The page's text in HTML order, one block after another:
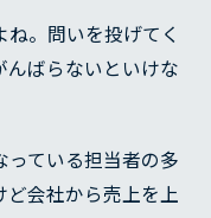
。問いを投げてく
んばらないといけな
っている担当者の多
ど会社から売上を上